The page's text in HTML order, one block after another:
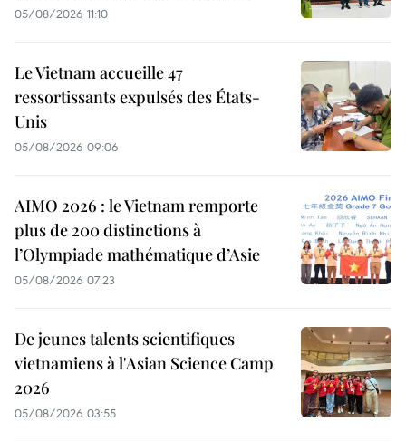
05/08/2026 11:10
Le Vietnam accueille 47
ressortissants expulsés des États-
Unis
05/08/2026 09:06
AIMO 2026 : le Vietnam remporte
plus de 200 distinctions à
l’Olympiade mathématique d’Asie
05/08/2026 07:23
De jeunes talents scientifiques
vietnamiens à l'Asian Science Camp
2026
05/08/2026 03:55